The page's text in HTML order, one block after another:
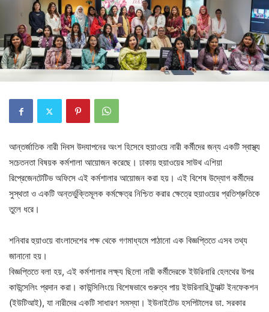
আন্তর্জাতিক নারী দিবস উদযাপনের অংশ হিসেবে হুয়াওয়ে নারী কর্মীদের জন্য একটি স্বাস্থ্য
সচেতনতা বিষয়ক কর্মশালা আয়োজন করেছে। ঢাকায় হুয়াওয়ের সাউথ এশিয়া
রিপ্রেজেনটেটিভ অফিসে এই কর্মশালার আয়োজন করা হয়। এই বিশেষ উদ্যোগ কর্মীদের
সুস্থতা ও একটি অন্তর্ভুক্তিমূলক কর্মক্ষেত্র নিশ্চিত করার ক্ষেত্রে হুয়াওয়ের প্রতিশ্রুতিকে
তুলে ধরে।
শনিবার হুয়াওয়ে বাংলাদেশের পক্ষ থেকে গণমাধ্যমে পাঠানো এক বিজ্ঞপ্তিতে এসব তথ্য
জানানো হয়।
বিজ্ঞপ্তিতে বলা হয়, এই কর্মশালার লক্ষ্য ছিলো নারী কর্মীদেরকে ইউরিনারি হেলথের উপর
কাউন্সেলিং প্রদান করা। কাউন্সিলিংয়ে বিশেষভাবে গুরুত্ব পায় ইউরিনারি ট্র্যাক্ট ইনফেকশন
(ইউটিআই), যা নারীদের একটি সাধারণ সমস্যা। ইউনাইটেড হসপিটালের ডা. সরকার